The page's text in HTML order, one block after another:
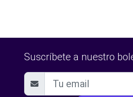
Suscríbete a nuestro